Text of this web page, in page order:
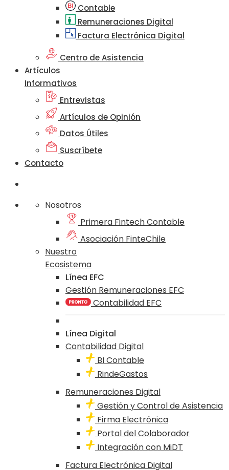
Contable
Remuneraciones Digital
Factura Electrónica Digital
Centro de Asistencia
Artículos
Informativos
Entrevistas
Artículos de Opinión
Datos Útiles
Suscríbete
Contacto
Nosotros
Primera Fintech Contable
Asociación FinteChile
Nuestro
Ecosistema
Línea EFC
Gestión Remuneraciones EFC
Contabilidad EFC
Línea Digital
Contabilidad Digital
BI Contable
RindeGastos
Remuneraciones Digital
Gestión y Control de Asistencia
Firma Electrónica
Portal del Colaborador
Integración con MiDT
Factura Electrónica Digital